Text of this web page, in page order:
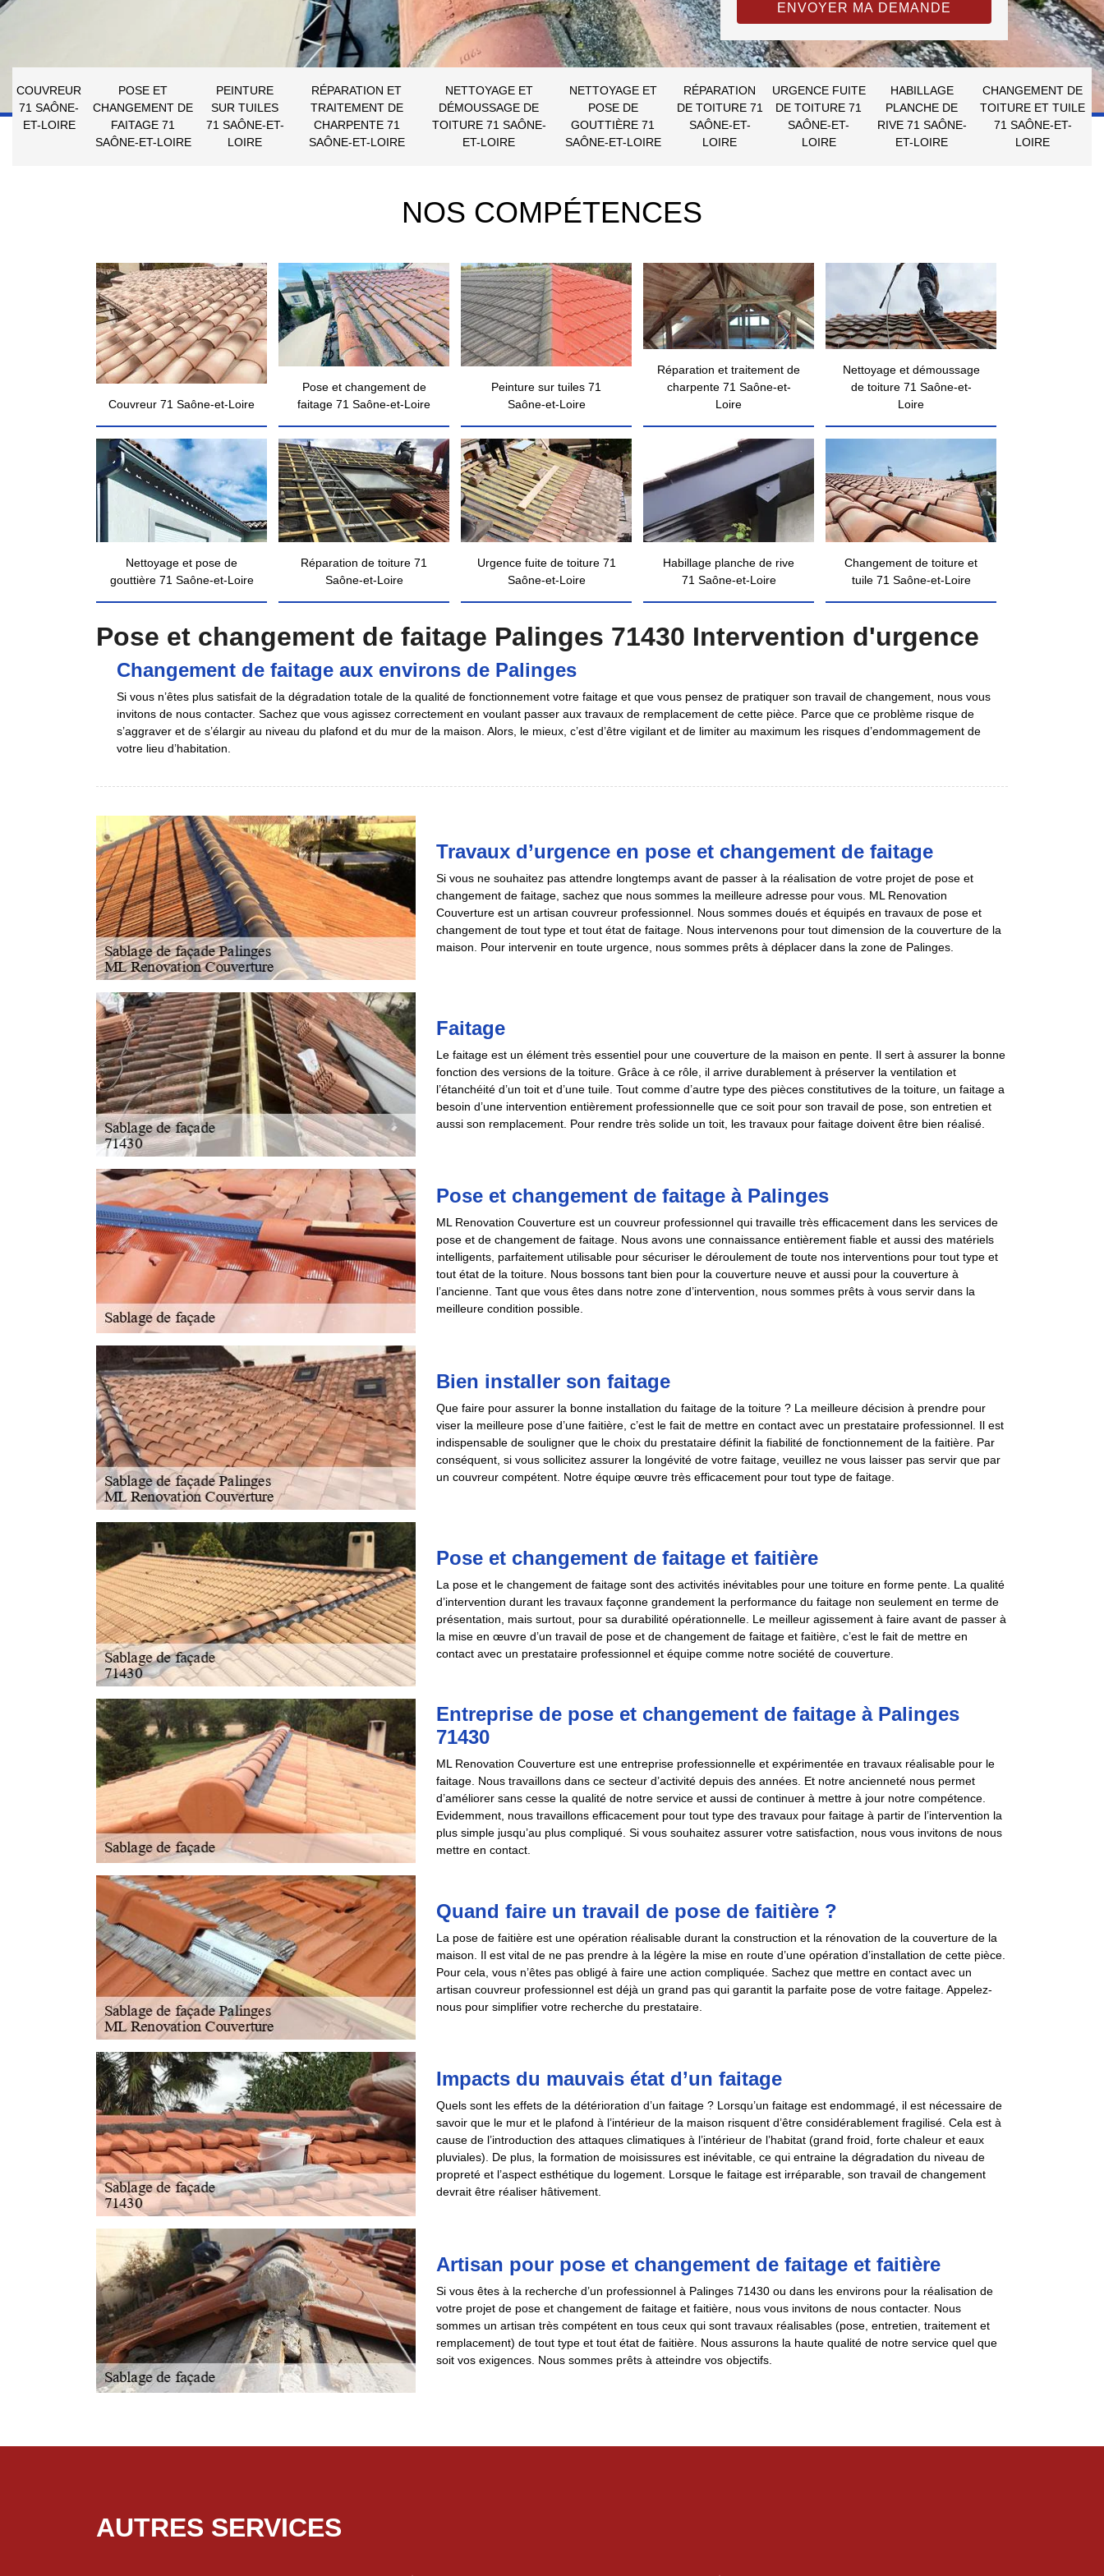
COUVREUR
71 SAÔNE-
ET-LOIRE
POSE ET
CHANGEMENT DE
FAITAGE 71
SAÔNE-ET-LOIRE
PEINTURE
SUR TUILES
71 SAÔNE-ET-
LOIRE
RÉPARATION ET
TRAITEMENT DE
CHARPENTE 71
SAÔNE-ET-LOIRE
NETTOYAGE ET
DÉMOUSSAGE DE
TOITURE 71 SAÔNE-
ET-LOIRE
NETTOYAGE ET
POSE DE
GOUTTIÈRE 71
SAÔNE-ET-LOIRE
RÉPARATION
DE TOITURE 71
SAÔNE-ET-
LOIRE
URGENCE FUITE
DE TOITURE 71
SAÔNE-ET-
LOIRE
HABILLAGE
PLANCHE DE
RIVE 71 SAÔNE-
ET-LOIRE
CHANGEMENT DE
TOITURE ET TUILE
71 SAÔNE-ET-
LOIRE
NOS COMPÉTENCES
Couvreur 71 Saône-et-Loire
Pose et changement de
faitage 71 Saône-et-Loire
Peinture sur tuiles 71
Saône-et-Loire
Réparation et traitement de
charpente 71 Saône-et-
Loire
Nettoyage et démoussage
de toiture 71 Saône-et-
Loire
Nettoyage et pose de
gouttière 71 Saône-et-Loire
Réparation de toiture 71
Saône-et-Loire
Urgence fuite de toiture 71
Saône-et-Loire
Habillage planche de rive
71 Saône-et-Loire
Changement de toiture et
tuile 71 Saône-et-Loire
Pose et changement de faitage Palinges 71430 Intervention d'urgence
Changement de faitage aux environs de Palinges
Si vous n’êtes plus satisfait de la dégradation totale de la qualité de fonctionnement votre faitage et que vous pensez de pratiquer son travail de changement, nous vous
invitons de nous contacter. Sachez que vous agissez correctement en voulant passer aux travaux de remplacement de cette pièce. Parce que ce problème risque de
s’aggraver et de s’élargir au niveau du plafond et du mur de la maison. Alors, le mieux, c’est d’être vigilant et de limiter au maximum les risques d’endommagement de
votre lieu d’habitation.
Travaux d’urgence en pose et changement de faitage
Si vous ne souhaitez pas attendre longtemps avant de passer à la réalisation de votre projet de pose et
changement de faitage, sachez que nous sommes la meilleure adresse pour vous. ML Renovation
Couverture est un artisan couvreur professionnel. Nous sommes doués et équipés en travaux de pose et
changement de tout type et tout état de faitage. Nous intervenons pour tout dimension de la couverture de la
maison. Pour intervenir en toute urgence, nous sommes prêts à déplacer dans la zone de Palinges.
Faitage
Le faitage est un élément très essentiel pour une couverture de la maison en pente. Il sert à assurer la bonne
fonction des versions de la toiture. Grâce à ce rôle, il arrive durablement à préserver la ventilation et
l’étanchéité d’un toit et d’une tuile. Tout comme d’autre type des pièces constitutives de la toiture, un faitage a
besoin d’une intervention entièrement professionnelle que ce soit pour son travail de pose, son entretien et
aussi son remplacement. Pour rendre très solide un toit, les travaux pour faitage doivent être bien réalisé.
Pose et changement de faitage à Palinges
ML Renovation Couverture est un couvreur professionnel qui travaille très efficacement dans les services de
pose et de changement de faitage. Nous avons une connaissance entièrement fiable et aussi des matériels
intelligents, parfaitement utilisable pour sécuriser le déroulement de toute nos interventions pour tout type et
tout état de la toiture. Nous bossons tant bien pour la couverture neuve et aussi pour la couverture à
l’ancienne. Tant que vous êtes dans notre zone d’intervention, nous sommes prêts à vous servir dans la
meilleure condition possible.
Bien installer son faitage
Que faire pour assurer la bonne installation du faitage de la toiture ? La meilleure décision à prendre pour
viser la meilleure pose d’une faitière, c’est le fait de mettre en contact avec un prestataire professionnel. Il est
indispensable de souligner que le choix du prestataire définit la fiabilité de fonctionnement de la faitière. Par
conséquent, si vous sollicitez assurer la longévité de votre faitage, veuillez ne vous laisser pas servir que par
un couvreur compétent. Notre équipe œuvre très efficacement pour tout type de faitage.
Pose et changement de faitage et faitière
La pose et le changement de faitage sont des activités inévitables pour une toiture en forme pente. La qualité
d’intervention durant les travaux façonne grandement la performance du faitage non seulement en terme de
présentation, mais surtout, pour sa durabilité opérationnelle. Le meilleur agissement à faire avant de passer à
la mise en œuvre d’un travail de pose et de changement de faitage et faitière, c’est le fait de mettre en
contact avec un prestataire professionnel et équipe comme notre société de couverture.
Entreprise de pose et changement de faitage à Palinges
71430
ML Renovation Couverture est une entreprise professionnelle et expérimentée en travaux réalisable pour le
faitage. Nous travaillons dans ce secteur d’activité depuis des années. Et notre ancienneté nous permet
d’améliorer sans cesse la qualité de notre service et aussi de continuer à mettre à jour notre compétence.
Evidemment, nous travaillons efficacement pour tout type des travaux pour faitage à partir de l’intervention la
plus simple jusqu’au plus compliqué. Si vous souhaitez assurer votre satisfaction, nous vous invitons de nous
mettre en contact.
Quand faire un travail de pose de faitière ?
La pose de faitière est une opération réalisable durant la construction et la rénovation de la couverture de la
maison. Il est vital de ne pas prendre à la légère la mise en route d’une opération d’installation de cette pièce.
Pour cela, vous n’êtes pas obligé à faire une action compliquée. Sachez que mettre en contact avec un
artisan couvreur professionnel est déjà un grand pas qui garantit la parfaite pose de votre faitage. Appelez-
nous pour simplifier votre recherche du prestataire.
Impacts du mauvais état d’un faitage
Quels sont les effets de la détérioration d’un faitage ? Lorsqu’un faitage est endommagé, il est nécessaire de
savoir que le mur et le plafond à l’intérieur de la maison risquent d’être considérablement fragilisé. Cela est à
cause de l’introduction des attaques climatiques à l’intérieur de l’habitat (grand froid, forte chaleur et eaux
pluviales). De plus, la formation de moisissures est inévitable, ce qui entraine la dégradation du niveau de
propreté et l’aspect esthétique du logement. Lorsque le faitage est irréparable, son travail de changement
devrait être réaliser hâtivement.
Artisan pour pose et changement de faitage et faitière
Si vous êtes à la recherche d’un professionnel à Palinges 71430 ou dans les environs pour la réalisation de
votre projet de pose et changement de faitage et faitière, nous vous invitons de nous contacter. Nous
sommes un artisan très compétent en tous ceux qui sont travaux réalisables (pose, entretien, traitement et
remplacement) de tout type et tout état de faitière. Nous assurons la haute qualité de notre service quel que
soit vos exigences. Nous sommes prêts à atteindre vos objectifs.
AUTRES SERVICES